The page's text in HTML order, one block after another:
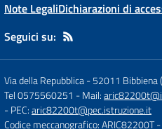
Note LegaliDichiarazioni di
Seguici su:
Via della Repubblica-52011 Bibbiena
Tel 0575560251 - Mail:
- PEC:aric82200t@pec.istruzione.it
Codice meccanografico: ARIC82200T